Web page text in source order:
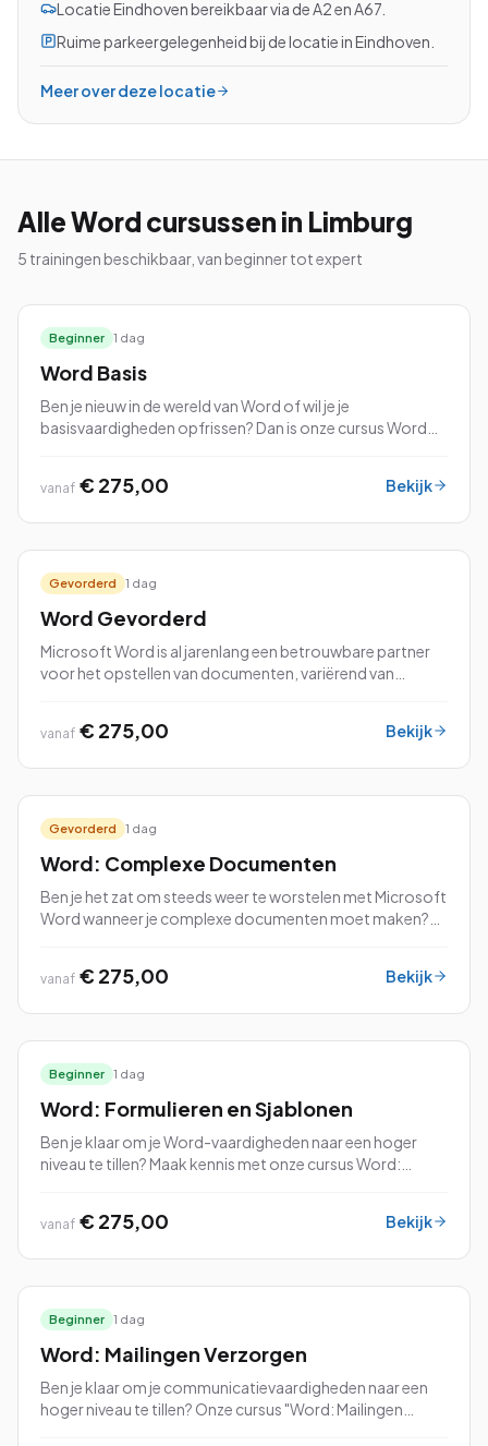
Gratis studiegids downloaden
Locatie Eindhoven bereikbaar via de A2 en A67.
Ruime parkeergelegenheid bij de locatie in Eindhoven.
Meer over deze locatie
AlleWord cursussen in Limburg
5 trainingen beschikbaar, van beginner tot expert
Beginner 1 dag
Word Basis
Ben je nieuw in de wereld van Word of wil je je
basisvaardigheden opfrissen? Dan is onze cursus Word
vanaf € 275,00 Bekijk
Gevorderd 1 dag
Word Gevorderd
Microsoft Word is al jarenlang een betrouwbare partner
voor het opstellen van documenten, variërend van
vanaf € 275,00 Bekijk
Gevorderd 1 dag
Word: Complexe Documenten
Ben je het zat om steeds weer te worstelen met Microsoft
Word wanneer je complexe documenten moet maken?
van het vak te leren. Tijdens deze cursus duiken we diep in
vanaf € 275,00 Bekijk
Beginner 1 dag
Word: Formulieren en Sjablonen
Ben je klaar om je Word-vaardigheden naar een hoger
niveau te tillen? Maak kennis met onze cursus Word:
vanaf € 275,00 Bekijk
Beginner 1 dag
Word: Mailingen Verzorgen
Ben je klaar om je communicatievaardigheden naar een
hoger niveau te tillen? Onze cursus "Word: Mailingen